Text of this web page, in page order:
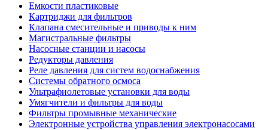
Емкости пластиковые
Картриджи для фильтров
Клапана смесительные и приводы к ним
Магистральные фильтры
Насосные станции и насосы
Редукторы давления
Реле давления для систем водоснабжения
Системы обратного осмоса
Ультрафиолетовые установки для воды
Умягчители и фильтры для воды
Фильтры промывные механические
Электронные устройства управления электронасосами